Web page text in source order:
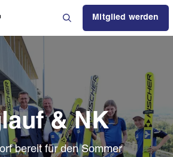
Mitglied werden
& NK
bereit für den Sommer